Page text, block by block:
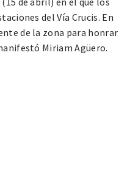
del Vía Crucis. En
de la zona para honrar
Miriam Agüero.